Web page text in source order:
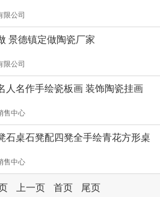
限公司
景德镇定做陶瓷厂家
限公司
人名作手绘瓷板画 装饰陶瓷挂画
售中心
石桌石凳配四凳全手绘青花方形桌
售中心
上一页 首页 尾页